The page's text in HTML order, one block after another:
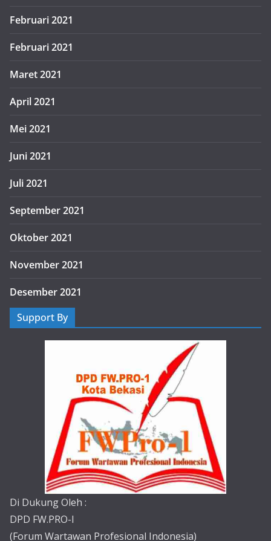
Februari 2021
Februari 2021
Maret 2021
April 2021
Mei 2021
Juni 2021
Juli 2021
September 2021
Oktober 2021
November 2021
Desember 2021
Support By
Di Dukung Oleh :
DPD FW.PRO-I
(Forum Wartawan Profesional Indonesia)